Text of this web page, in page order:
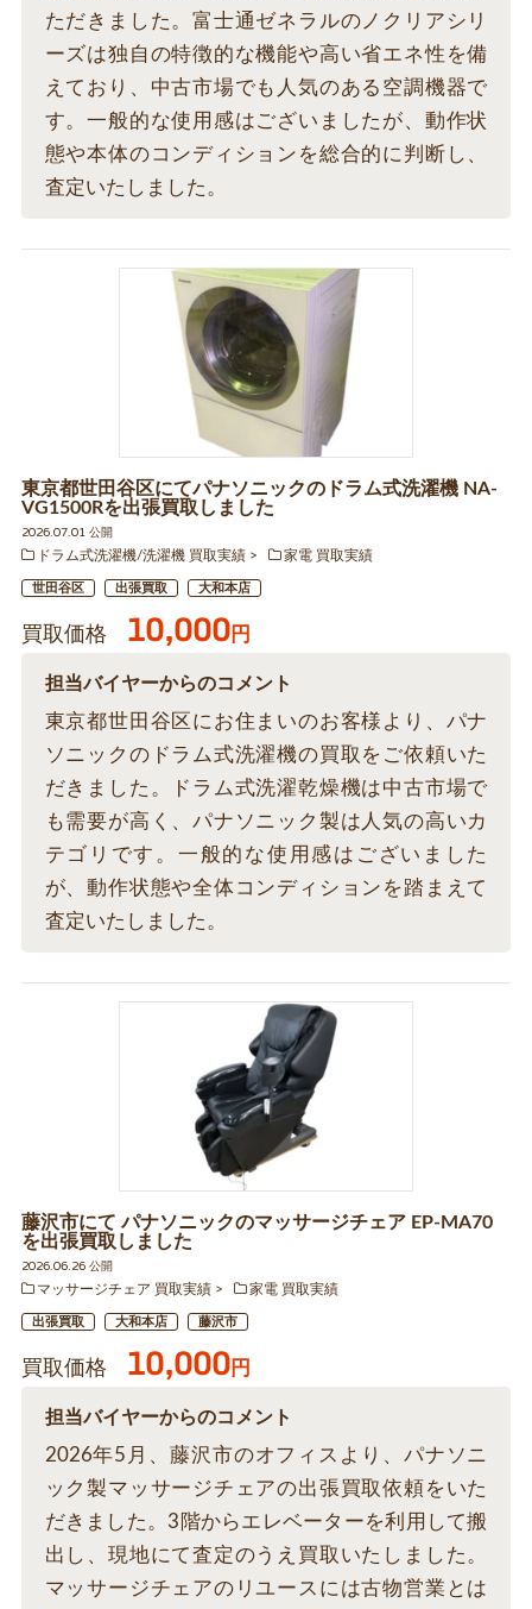
ただきました。富士通ゼネラルのノクリアシリ
ーズは独自の特徴的な機能や高い省エネ性を備
えており、中古市場でも人気のある空調機器で
す。一般的な使用感はございましたが、動作状
態や本体のコンディションを総合的に判断し、
査定いたしました。
東京都世田谷区にてパナソニックのドラム式洗濯機 NA-
VG1500Rを出張買取しました
2026.07.01 公開
ドラム式洗濯機/洗濯機 買取実績
家電 買取実績
世田谷区 出張買取 大和本店
買取価格 10,000円
担当バイヤーからのコメント
東京都世田谷区にお住まいのお客様より、パナ
ソニックのドラム式洗濯機の買取をご依頼いた
だきました。ドラム式洗濯乾燥機は中古市場で
も需要が高く、パナソニック製は人気の高いカ
テゴリです。一般的な使用感はございました
が、動作状態や全体コンディションを踏まえて
査定いたしました。
藤沢市にて パナソニックのマッサージチェア EP-MA70
を出張買取しました
2026.06.26 公開
マッサージチェア 買取実績
家電 買取実績
出張買取 大和本店 藤沢市
買取価格 10,000円
担当バイヤーからのコメント
2026年5月、藤沢市のオフィスより、パナソニ
ック製マッサージチェアの出張買取依頼をいた
だきました。3階からエレベーターを利用して搬
出し、現地にて査定のうえ買取いたしました。
マッサージチェアのリユースには古物営業とは